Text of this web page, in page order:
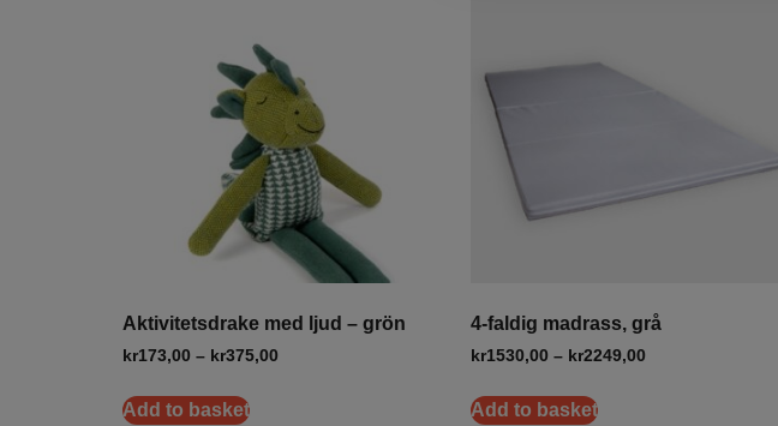
Aktivitetsdrake med ljud – grön
kr173,00 – kr375,00
Add to basket
4-faldig madrass, grå
kr1530,00 – kr2249,00
Add to basket